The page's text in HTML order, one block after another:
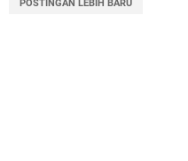
POSTINGAN LEBIH BARU